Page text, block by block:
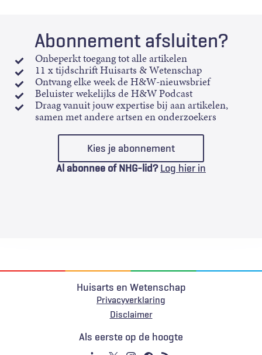
Abonnement afsluiten?
Onbeperkt toegang tot alle artikelen
11 x tijdschrift Huisarts & Wetenschap
Ontvang elke week de H&W-nieuwsbrief
Beluister wekelijks de H&W Podcast
Draag vanuit jouw expertise bij aan artikelen,
samen met andere artsen en onderzoekers
Kies je abonnement
Al abonnee of NHG-lid? Log hier in
Huisarts en Wetenschap
Privacyverklaring
Voet
Disclaimer
Als eerste op de hoogte